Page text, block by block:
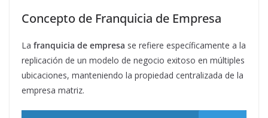
Concepto de Franquicia de Empresa
La franquicia de empresa se refiere específicamente a la
replicación de un modelo de negocio exitoso en múltiples
ubicaciones, manteniendo la propiedad centralizada de la
empresa matriz.